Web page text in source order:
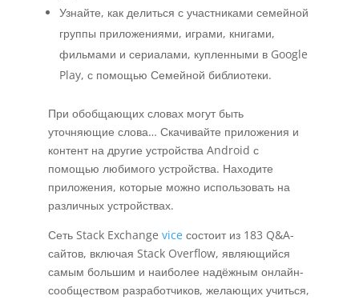
Узнайте, как делиться с участниками семейной
группы приложениями, играми, книгами,
фильмами и сериалами, купленными в Google
Play, с помощью Семейной библиотеки.
При обобщающих словах могут быть
уточняющие слова… Скачивайте приложения и
контент на другие устройства Android с
помощью любимого устройства. Находите
приложения, которые можно использовать на
различных устройствах.
Сеть Stack Exchange viceсостоит из 183 Q&A-
сайтов, включая Stack Overflow, являющийся
самым большим и наиболее надёжным онлайн-
сообществом разработчиков, желающих учиться,